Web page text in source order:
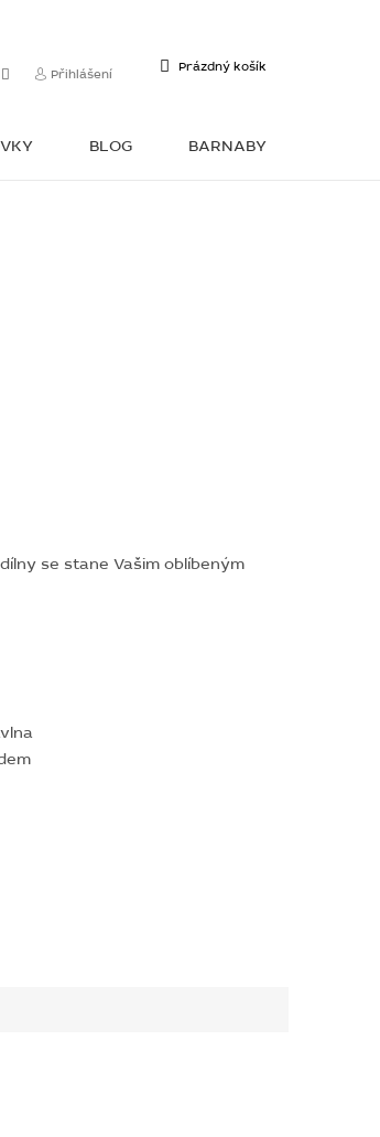
Přihlášení
NÁKUPNÍ
Prázdný košík
BLOG BARNABY
se stane Vašim oblíbeným